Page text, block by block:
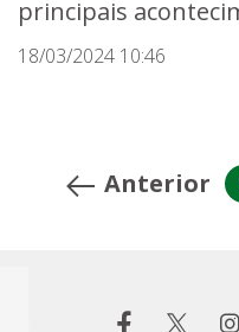
principais
18/03/2024 10:46
Anterior